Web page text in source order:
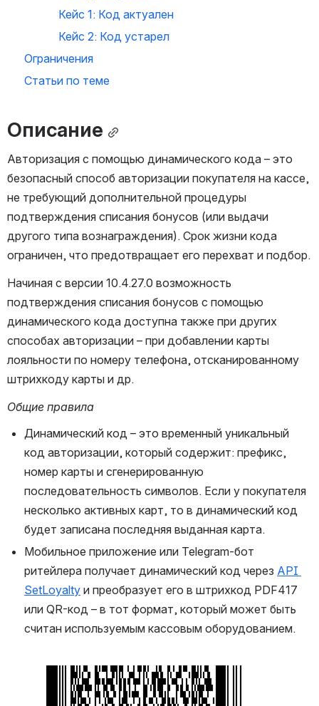
Кейс 1: Код актуален
Кейс 2: Код устарел
Ограничения
Статьи по теме
Описание
Авторизация с помощью динамического кода – это
безопасный способ авторизации покупателя на кассе,
не требующий дополнительной процедуры
подтверждения списания бонусов (или выдачи
другого типа вознаграждения). Срок жизни кода
ограничен, что предотвращает его перехват и подбор.
Начиная с версии 10.4.27.0 возможность
подтверждения списания бонусов с помощью
динамического кода доступна также при других
способах авторизации – при добавлении карты
лояльности по номеру телефона, отсканированному
штрихкоду карты и др.
Общие правила
Динамический код – это временный уникальный
код авторизации, который содержит: префикс,
номер карты и сгенерированную
последовательность символов. Если у покупателя
несколько активных карт, то в динамический код
будет записана последняя выданная карта.
Мобильное приложение или Telegram-бот
ритейлера получает динамический код через API
SetLoyalty и преобразует его в штрихкод PDF417
или QR-код – в тот формат, который может быть
считан используемым кассовым оборудованием.
Открыть файл «»